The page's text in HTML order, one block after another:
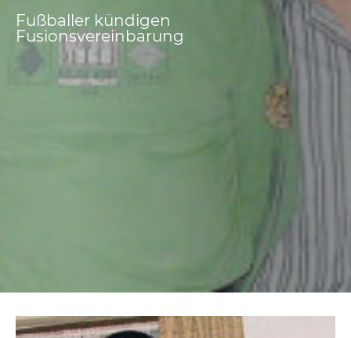
Fußballer kündigen
Fusionsvereinbarung